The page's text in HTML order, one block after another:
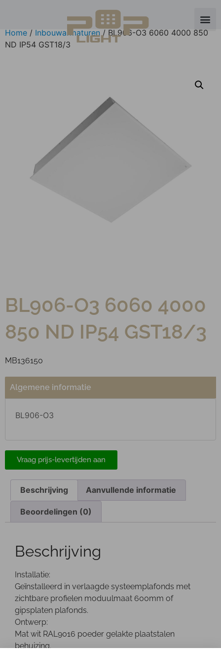
Home / Inbouwarmaturen / BL906-O3 6060 4000 850
ND IP54 GST18/3
BL906-O3 6060 4000
850 ND IP54 GST18/3
MB136150
Algemene informatie
BL906-O3
Vraag prijs-levertijden aan
Beschrijving Aanvullende informatie
Beoordelingen (0)
Beschrijving
Installatie:
Geïnstalleerd in verlaagde systeemplafonds met
zichtbare profielen moduulmaat 600mm of
gipsplaten plafonds.
Ontwerp:
Mat wit RAL9016 poeder gelakte plaatstalen
behuizing.